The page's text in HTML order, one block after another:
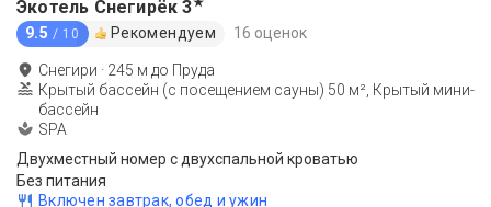
Экотель Снегирёк 3
9.5 / 10 Рекомендуем 16 оценок
Снегири · 245 м до Пруда
Крытый бассейн (с посещением сауны) 50 м², Крытый мини-
бассейн
SPA
Двухместный номер с двухспальной кроватью
Без питания
Включен завтрак, обед и ужин